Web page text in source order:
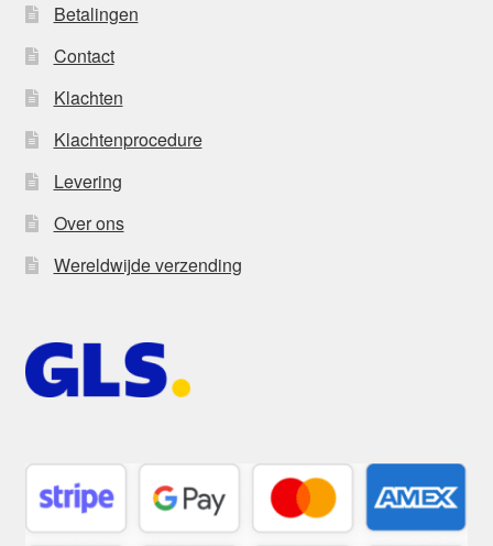
Betalingen
Contact
Klachten
Klachtenprocedure
Levering
Over ons
Wereldwijde verzending